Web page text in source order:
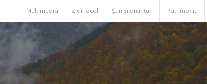
Multimedia Ziar local Știri și anunțuri Patrimoniu